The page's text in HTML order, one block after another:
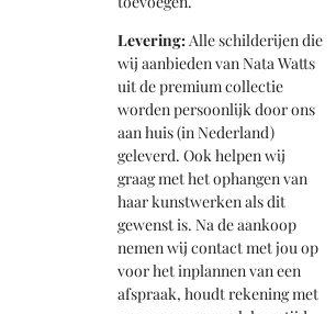
Levering:Alle schilderijen die
wij aanbieden van Nata Watts
uit de premium collectie
worden persoonlijk door ons
aan huis (in Nederland)
geleverd. Ook helpen wij
graag met het ophangen van
haar kunstwerken als dit
gewenst is. Na de aankoop
nemen wij contact met jou op
voor het inplannen van een
afspraak, houdt rekening met